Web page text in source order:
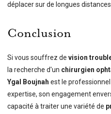
déplacer sur de longues distances.
Conclusion
Si vous souffrez de vision
la recherche d'un chirurgien
Ygal Boujnah est le
expertise, son engagement
capacité à traiter une variété de